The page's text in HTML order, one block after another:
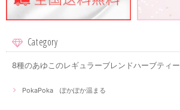
Category
8種のあゆこのレギュラーブレンドハーブティー
PokaPoka ぽかぽか温まる